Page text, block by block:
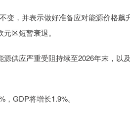
，并表示做好准备应对能源价格飙
区短暂衰退。
应严重受阻持续至2026年末，以
GDP将增长1.9%。